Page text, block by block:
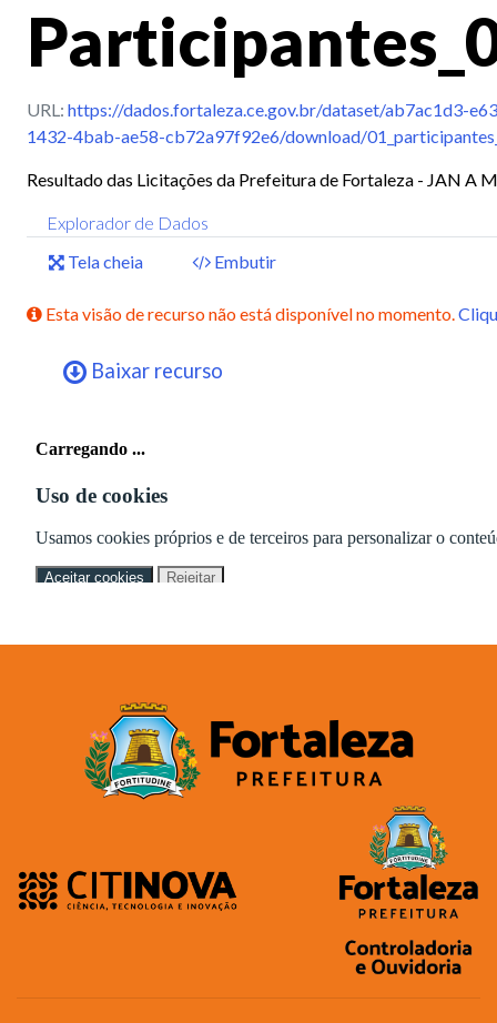
URL: https://dados.fortaleza.ce.gov.br/dataset/ab7ac1d3-
1432-4bab-ae58-cb72a97f92e6/download/
Resultado das Licitações da Prefeitura de Fortaleza - JAN A
Explorador de Dados
Tela cheia
Embutir
Esta visão de recurso não está disponível no momento.
Baixar recurso